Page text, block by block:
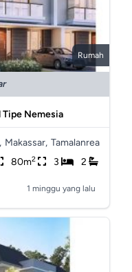
Rumah
Tipe Nemesia
Makassar, Tamalanrea
80m2 3 2
1 minggu yang lalu